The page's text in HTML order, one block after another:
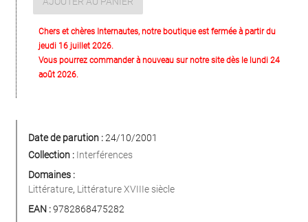
Chers et chères Internautes, notre boutique est fermée à partir du
jeudi 16 juillet 2026.
Vous pourrez commander à nouveau sur notre site dès le lundi 24
août 2026.
Date de parution :24/10/2001
Collection : Interférences
Domaines :
Littérature, Littérature XVIIIe siècle
EAN :9782868475282